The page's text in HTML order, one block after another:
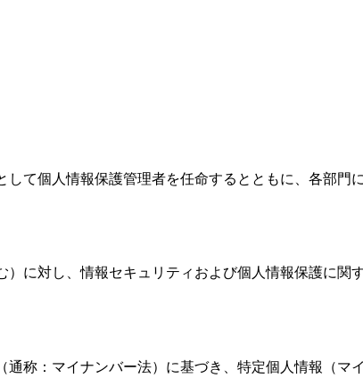
て個人情報保護管理者を任命するとともに、各部門
に対し、情報セキュリティおよび個人情報保護に関
称：マイナンバー法）に基づき、特定個人情報（マ